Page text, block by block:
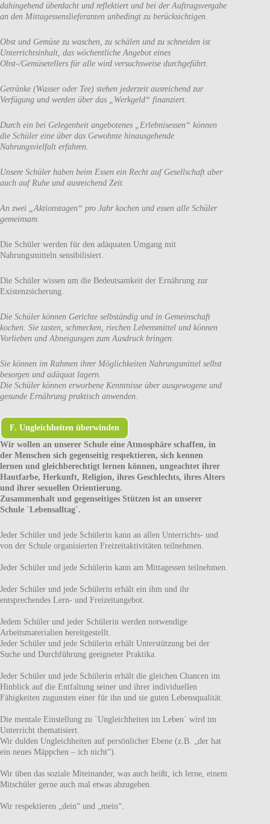
dahingehend überdacht und reflektiert und bei der Auftragsvergabe
an den Mittagessenslieferanten unbedingt zu berücksichtigen.
Obst und Gemüse zu waschen, zu schälen und zu schneiden ist
Unterrichtsinhalt, das wöchentliche Angebot eines
Obst-/Gemüsetellers für alle wird versuchsweise durchgeführt.
Getränke (Wasser oder Tee) stehen jederzeit ausreichend zur
Verfügung und werden über das „Werkgeld“ finanziert.
Durch ein bei Gelegenheit angebotenes „Erlebnisessen“ können
die Schüler eine über das Gewohnte hinausgehende
Nahrungsvielfalt erfahren.
Unsere Schüler haben beim Essen ein Recht auf Gesellschaft aber
auch auf Ruhe und ausreichend Zeit.
An zwei „Aktionstagen“ pro Jahr kochen und essen alle Schüler
gemeinsam.
Die Schüler werden für den adäquaten Umgang mit
Nahrungsmitteln sensibilisiert.
Die Schüler wissen um die Bedeutsamkeit der Ernährung zur
Existenzsicherung.
Die Schüler können Gerichte selbständig und in Gemeinschaft
kochen. Sie tasten, schmecken, riechen Lebensmittel und können
Vorlieben und Abneigungen zum Ausdruck bringen.
Sie können im Rahmen ihrer Möglichkeiten Nahrungsmittel selbst
besorgen und adäquat lagern.
Die Schüler können erworbene Kenntnisse über ausgewogene und
gesunde Ernährung praktisch anwenden.
F. Ungleichheiten überwinden
Wir wollen an unserer Schule eine Atmosphäre schaffen, in
der Menschen sich gegenseitig respektieren, sich kennen
lernen und gleichberechtigt lernen können, ungeachtet ihrer
Hautfarbe, Herkunft, Religion, ihres Geschlechts, ihres Alters
und ihrer sexuellen Orientierung.
Zusammenhalt und gegenseitiges Stützen ist an unserer
Schule `Lebensalltag´.
Jeder Schüler und jede Schülerin kann an allen Unterrichts- und
von der Schule organisierten Freizeitaktivitäten teilnehmen.
Jeder Schüler und jede Schülerin kann am Mittagessen teilnehmen.
Jeder Schüler und jede Schülerin erhält ein ihm und ihr
entsprechendes Lern- und Freizeitangebot.
Jedem Schüler und jeder Schülerin werden notwendige
Arbeitsmaterialien bereitgestellt.
Jeder Schüler und jede Schülerin erhält Unterstützung bei der
Suche und Durchführung geeigneter Praktika.
Jeder Schüler und jede Schülerin erhält die gleichen Chancen im
Hinblick auf die Entfaltung seiner und ihrer individuellen
Fähigkeiten zugunsten einer für ihn und sie guten Lebensqualität.
Die mentale Einstellung zu `Ungleichheiten im Leben´ wird im
Unterricht thematisiert.
Wir dulden Ungleichheiten auf persönlicher Ebene (z.B. „der hat
ein neues Mäppchen – ich nicht“).
Wir üben das soziale Miteinander, was auch heißt, ich lerne, einem
Mitschüler gerne auch mal etwas abzugeben.
Wir respektieren „dein“ und „mein“.